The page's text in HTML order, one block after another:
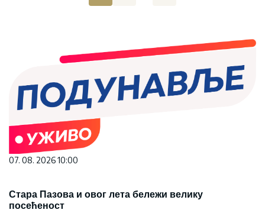
07. 08. 2026 10:00
Стара Пазова и овог лета бележи велику
посећеност